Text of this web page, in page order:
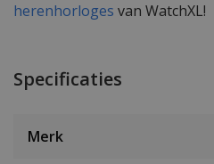
herenhorloges van WatchXL!
Specificaties
Merk